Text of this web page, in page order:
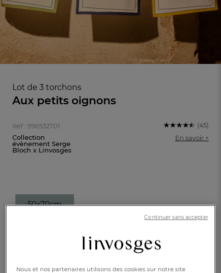
Lot de 3 torchons
Aux petits oignons
Réf : 996532701
Collection
évènement Serge
Bloch x Linvosges
(45)
En savoir +
50x70cm
Nous et nos partenaires utilisons des cookies sur notre site
Continuer sans accepter